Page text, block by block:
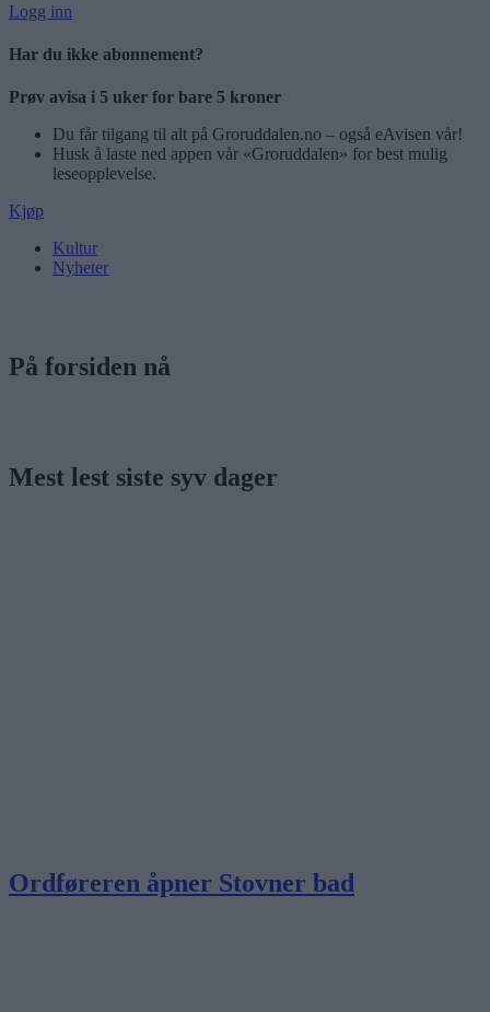
Logg inn
Har du ikke abonnement?
Prøv avisa i 5 uker for bare 5 kroner
Du får tilgang til alt på Groruddalen.no – også eAvisen vår!
Husk å laste ned appen vår «Groruddalen» for best mulig
leseopplevelse.
Kjøp
Kultur
Nyheter
På forsiden nå
Mest lest siste syv dager
Ordføreren åpner Stovner bad